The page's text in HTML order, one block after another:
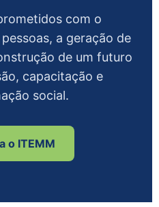
com o
a geração de
de um futuro
capacitação e
social.
o ITEMM